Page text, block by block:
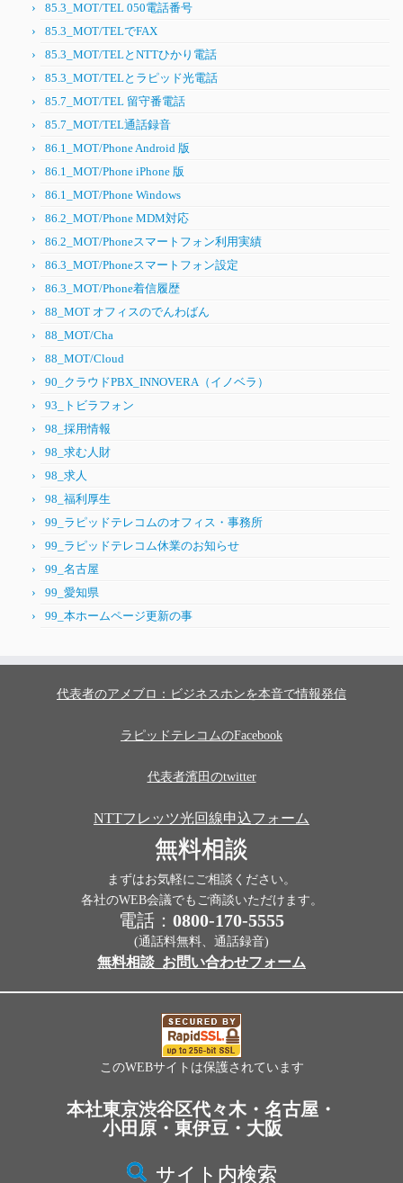
85.3_MOT/TEL 050電話番号
85.3_MOT/TELでFAX
85.3_MOT/TELとNTTひかり電話
85.3_MOT/TELとラピッド光電話
85.7_MOT/TEL 留守番電話
85.7_MOT/TEL通話録音
86.1_MOT/Phone Android 版
86.1_MOT/Phone iPhone 版
86.1_MOT/Phone Windows
86.2_MOT/Phone MDM対応
86.2_MOT/Phoneスマートフォン利用実績
86.3_MOT/Phoneスマートフォン設定
86.3_MOT/Phone着信履歴
88_MOT オフィスのでんわばん
88_MOT/Cha
88_MOT/Cloud
90_クラウドPBX_INNOVERA（イノベラ）
93_トビラフォン
98_採用情報
98_求む人財
98_求人
98_福利厚生
99_ラピッドテレコムのオフィス・事務所
99_ラピッドテレコム休業のお知らせ
99_名古屋
99_愛知県
99_本ホームページ更新の事
代表者のアメブロ：ビジネスホンを本音で情報発信
ラピッドテレコムのFacebook
代表者濱田のtwitter
NTTフレッツ光回線申込フォーム
無料相談
まずはお気軽にご相談ください。
各社のWEB会議でもご商談いただけます。
電話： 0800-170-5555
(通話料無料、通話録音)
無料相談_お問い合わせフォーム
このWEBサイトは保護されています
本社東京渋谷区代々木・名古屋・
小田原・東伊豆・大阪
サイト内検索